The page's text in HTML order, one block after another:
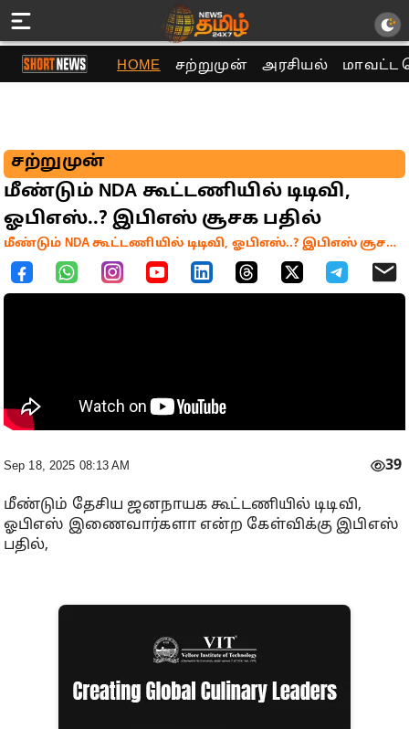
HOME சற்றுமுன் அரசியல் மாவட்ட
சற்றுமுன்
மீண்டும் NDA கூட்டணியில் டிடிவி,
ஓபிஎஸ்..? இபிஎஸ் சூசக பதில்
மீண்டும் NDA கூட்டணியில் டிடிவி, ஓபிஎஸ்..? இபிஎஸ் சூசக பதில்
Sep 18, 2025 08:13 AM 39
மீண்டும் தேசிய ஜனநாயக கூட்டணியில் டிடிவி,
ஓபிஎஸ் இணைவார்களா என்ற கேள்விக்கு இபிஎஸ்
பதில்,